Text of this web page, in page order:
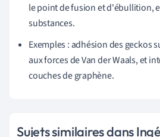
le point de fusion et d'ébullition,
substances.
Exemples : adhésion des geckos
aux forces de Van der Waals, et
couches de graphène.
Sujets similaires dans